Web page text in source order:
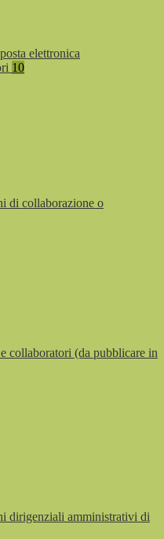
elettronica
10
di collaborazione o
collaboratori (da pubblicare in
dirigenziali amministrativi di